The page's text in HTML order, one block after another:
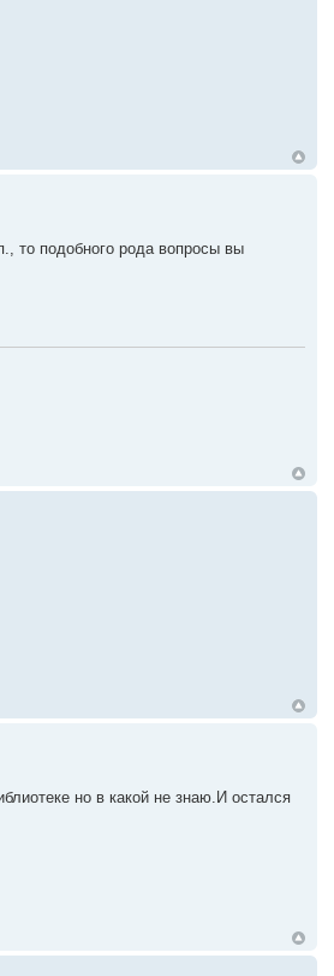
то подобного рода вопросы вы
но в какой не знаю.И остался